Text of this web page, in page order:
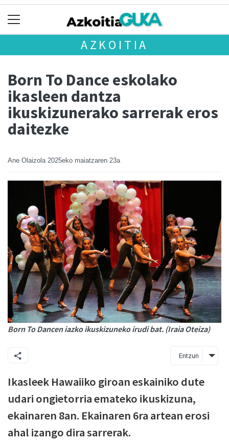
AZKOITIA
Born To Dance eskolako
ikasleen dantza
ikuskizunerako sarrerak eros
daitezke
Ane Olaizola 2025eko maiatzaren 23a
Born To Dancen iazko ikuskizuneko irudi bat. (Iraia Oteiza)
Entzun
Ikasleek Hawaiiko giroan eskainiko dute
udari ongietorria emateko ikuskizuna,
ekainaren 8an. Ekainaren 6ra artean erosi
ahal izango dira sarrerak.